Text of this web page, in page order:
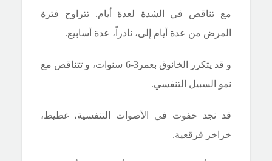
مع تناقص في الشدة لعدة أيام. تتراوح فترة
المرض من عدة أيام إلى، نادراً، عدة أسابيع.
و قد يتكرر الخانوق
بعمر3-6 سنوات، و تتناقص مع
نمو السبيل التنفسي.
قد نجد خفوت في الأصوات التنفسية، غطيط،
خراخر فرقعية.